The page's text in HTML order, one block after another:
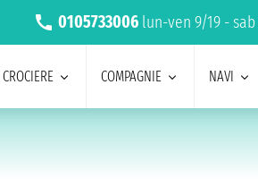
0105733006 lun-ven 9/19 -
CROCIERE COMPAGNIE NAVI